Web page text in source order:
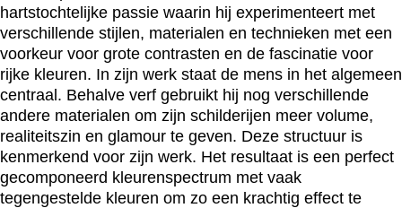
hartstochtelijke passie waarin hij experimenteert met
verschillende stijlen, materialen en technieken met een
voorkeur voor grote contrasten en de fascinatie voor
rijke kleuren. In zijn werk staat de mens in het algemeen
centraal. Behalve verf gebruikt hij nog verschillende
andere materialen om zijn schilderijen meer volume,
realiteitszin en glamour te geven. Deze structuur is
kenmerkend voor zijn werk. Het resultaat is een perfect
gecomponeerd kleurenspectrum met vaak
tegengestelde kleuren om zo een krachtig effect te